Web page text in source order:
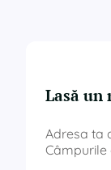
Lasă un
Adresa ta